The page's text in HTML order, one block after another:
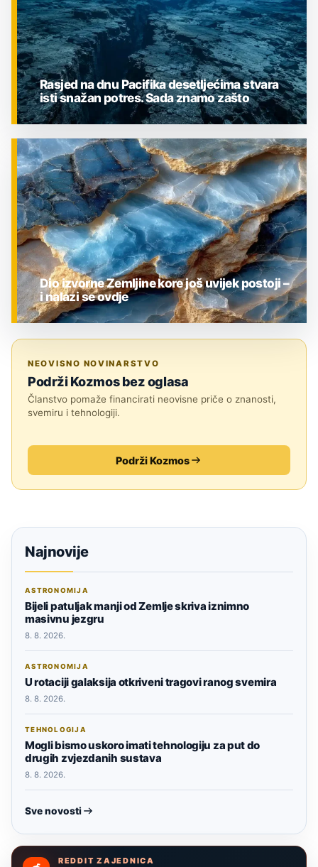
ZNANOST
Rasjed na dnu Pacifika desetljećima stvara
isti snažan potres. Sada znamo zašto
Dio izvorne Zemljine kore još uvijek postoji –
i nalazi se ovdje
NEOVISNO NOVINARSTVO
Podrži Kozmos bez oglasa
Članstvo pomaže financirati neovisne priče o znanosti,
svemiru i tehnologiji.
Podrži Kozmos
Najnovije
ASTRONOMIJA
Bijeli patuljak manji od Zemlje skriva iznimno
masivnu jezgru
8. 8. 2026.
ASTRONOMIJA
U rotaciji galaksija otkriveni tragovi ranog svemira
8. 8. 2026.
TEHNOLOGIJA
Mogli bismo uskoro imati tehnologiju za put do
drugih zvjezdanih sustava
8. 8. 2026.
Sve novosti
REDDIT ZAJEDNICA